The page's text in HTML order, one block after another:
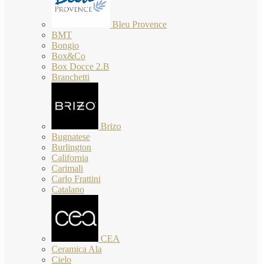
Bleu Provence
BMT
Bongio
Box&Co
Box Docce 2.B
Branchetti
Brizo
Bugnatese
Burlington
California
Carimali
Carlo Frattini
Catalano
CEA
Ceramica Ala
Cielo